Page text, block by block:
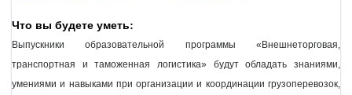
Что вы будете уметь:
Выпускники образовательной программы «Внешнеторговая,
транспортная и таможенная логистика» будут обладать знаниями,
умениями и навыками при организации и координации грузоперевозок,